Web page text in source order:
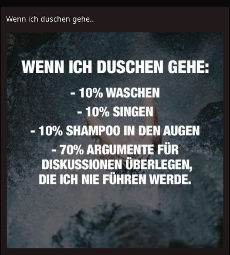
Wenn ich duschen gehe..